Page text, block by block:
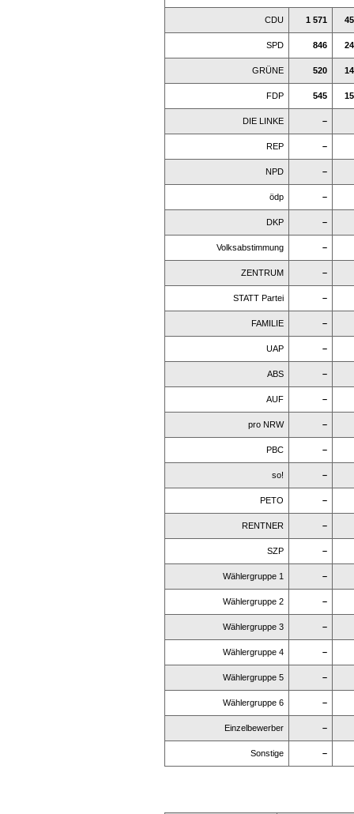
CDU 1 571
SPD 846
GRÜNE 520
FDP 545
DIE LINKE –
REP –
NPD –
ödp –
DKP –
Volksabstimmung –
ZENTRUM –
STATT Partei –
FAMILIE –
UAP –
ABS –
AUF –
pro NRW –
PBC –
so! –
PETO –
RENTNER –
SZP –
Wählergruppe 1 –
Wählergruppe 2 –
Wählergruppe 3 –
Wählergruppe 4 –
Wählergruppe 5 –
Wählergruppe 6 –
Einzelbewerber –
Sonstige –